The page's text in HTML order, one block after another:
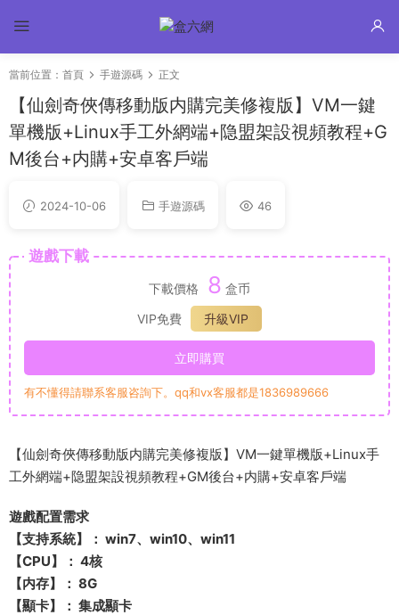
當前位置： 首頁 手遊源碼 正文
【仙劍奇俠傳移動版内購完美修複版】VM一鍵
單機版+Linux手工外網端+隐盟架設視頻教程+G
M後台+内購+安卓客戶端
2024-10-06 手遊源碼 46
遊戲下載
下載價格 8 盒币
VIP免費
升級VIP
立即購買
有不懂得請聯系客服咨詢下。qq和vx客服都是1836989666
【仙劍奇俠傳移動版内購完美修複版】VM一鍵單機版+Linux手
工外網端+隐盟架設視頻教程+GM後台+内購+安卓客戶端
遊戲配置需求
【支持系統】： win7、win10、win11
【CPU】： 4核
【内存】： 8G
【顯卡】： 集成顯卡